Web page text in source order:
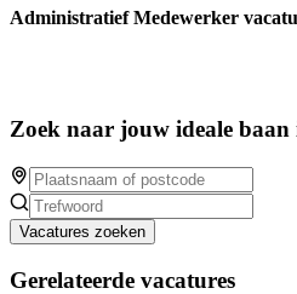
Administratief Medewerker
Zoek naar jouw ideale baan
Vacatures zoeken
Gerelateerde vacatures